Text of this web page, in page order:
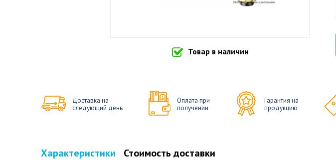
Товар в наличии
Доставка на
следующий день
Оплата при
получении
Гарантия на
продукцию
Характеристики Стоимость доставки